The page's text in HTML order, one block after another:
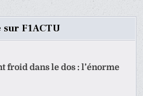
sur F1ACTU
froid dans le dos : l’énorme